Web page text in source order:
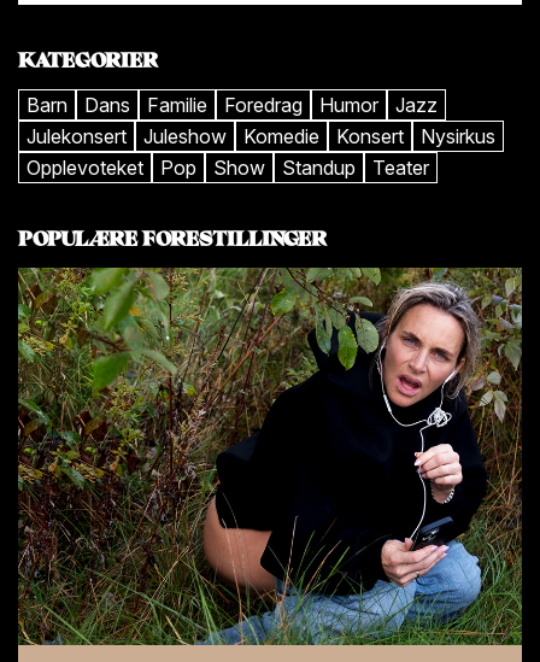
Tor 20. aug
Kl. 19:00
Linda Kvam og Tuva Lønne PÅ
FYRET
Ons 2. sep
Kl. 19:00
Populære forestillinger
KATEGORIER
Barn Dans Familie Foredrag Humor
Jazz
Julekonsert
Juleshow Komedie Konsert
Nysirkus
Opplevoteket
Pop Show Standup Teater
POPULÆRE FORESTILLINGER